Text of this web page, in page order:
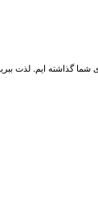
شما گذاشته ایم. لذت